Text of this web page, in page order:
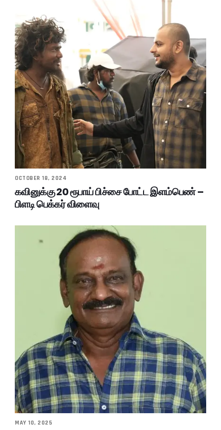
OCTOBER 18, 2024
கவினுக்கு 20 ரூபாய் பிச்சை போட்ட இளம்பெண் –
பிளடி பெக்கர் விளைவு
MAY 10, 2025